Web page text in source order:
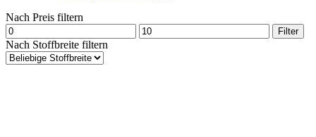
Nach Preis filtern
Min.
Preis
Max.
Preis
Filter
Nach Stoffbreite filtern